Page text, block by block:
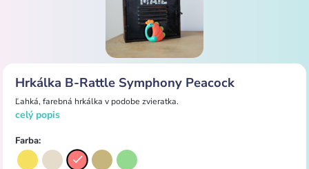
Hrkálka B-Rattle Symphony Peacock
Ľahká, farebná hrkálka v podobe zvieratka.
celý popis
Farba: